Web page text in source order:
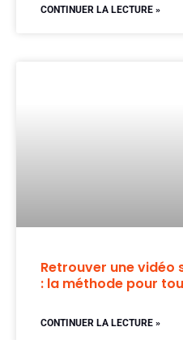
CONTINUER LA LECTURE »
Retrouver une vidéo
: la méthode pour
CONTINUER LA LECTURE »